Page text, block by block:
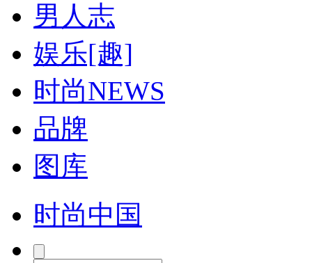
男人志
娱乐[趣]
时尚NEWS
品牌
图库
时尚中国